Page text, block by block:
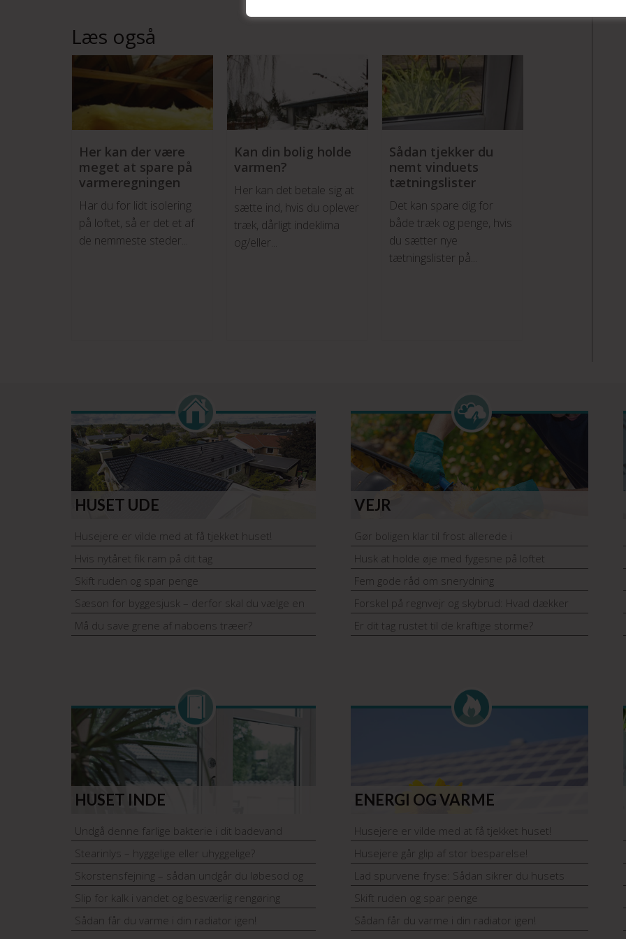
Læs også
Her kan der være
meget at spare på
varmeregningen
Har du for lidt isolering
på loftet, så er det et af
de nemmeste steder...
Kan din bolig holde
varmen?
Her kan det betale sig at
sætte ind, hvis du oplever
træk, dårligt indeklima
og/eller...
Sådan tjekker du
nemt vinduets
tætningslister
Det kan spare dig for
både træk og penge, hvis
du sætter nye
tætningslister på...
HUSET UDE
Husejere er vilde med at få tjekket huset!
Hvis nytåret fik ram på dit tag
Skift ruden og spar penge
Sæson for byggesjusk – derfor skal du vælge en
håndværker med garantiordning
Må du save grene af naboens træer?
HUSET INDE
Undgå denne farlige bakterie i dit badevand
Stearinlys – hyggelige eller uhyggelige?
Skorstensfejning – sådan undgår du løbesod og
glanssod
Slip for kalk i vandet og besværlig rengøring
Sådan får du varme i din radiator igen!
VEJR
Gør boligen klar til frost allerede i
sommerhalvåret
Husk at holde øje med fygesne på loftet
Fem gode råd om snerydning
Forskel på regnvejr og skybrud: Hvad dækker
forsikringen?
Er dit tag rustet til de kraftige storme?
ENERGI OG VARME
Husejere er vilde med at få tjekket huset!
Husejere går glip af stor besparelse!
Lad spurvene fryse: Sådan sikrer du husets
vintervarme
Skift ruden og spar penge
Sådan får du varme i din radiator igen!